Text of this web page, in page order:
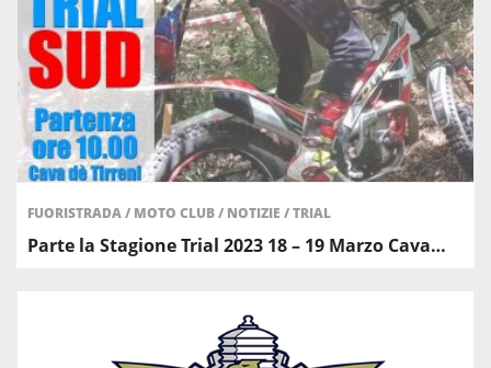
FUORISTRADA/ MOTO CLUB/ NOTIZIE /TRIAL
Parte la Stagione Trial 2023 18 – 19 Marzo Cava…